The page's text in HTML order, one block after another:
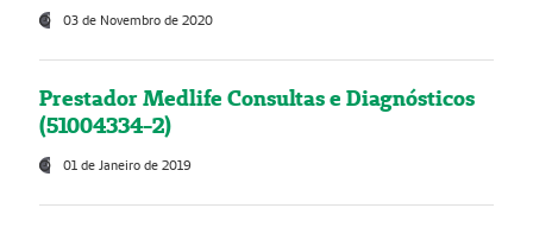
03 de Novembro de 2020
Prestador Medlife Consultas e Diagnósticos
(51004334-2)
01 de Janeiro de 2019